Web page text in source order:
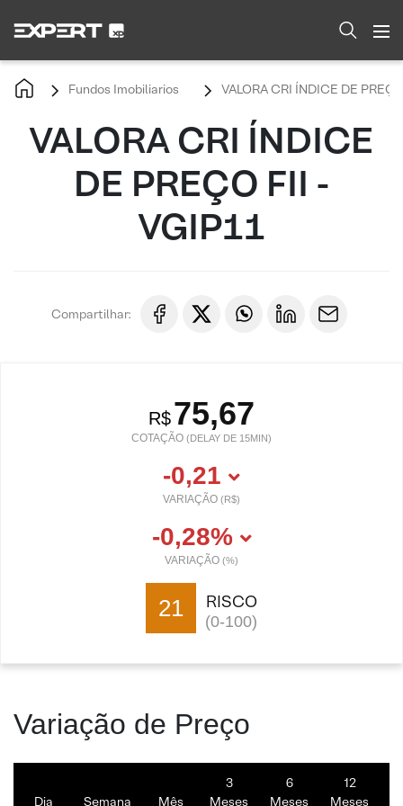
Fundos Imobiliarios VALORA CRI ÍNDICE DE
VALORA CRI ÍNDICE
DE PREÇO FII -
VGIP11
Compartilhar:
R$75,67
COTAÇÃO (DELAY DE 15MIN)
-0,21
VARIAÇÃO (R$)
-0,28%
VARIAÇÃO (%)
21 RISCO
(0-100)
Variação de Preço
Dia Semana Mês
3
Meses
6
Meses
12
Meses